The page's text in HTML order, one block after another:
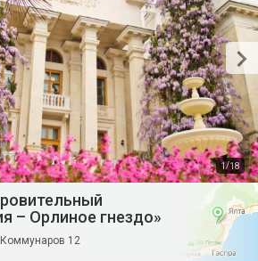
1 /18
– Орлиное гнездо»
12